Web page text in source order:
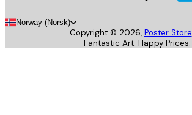
Norway (Norsk)
Copyright © 2026, Poster Store
Fantastic Art. Happy Prices.